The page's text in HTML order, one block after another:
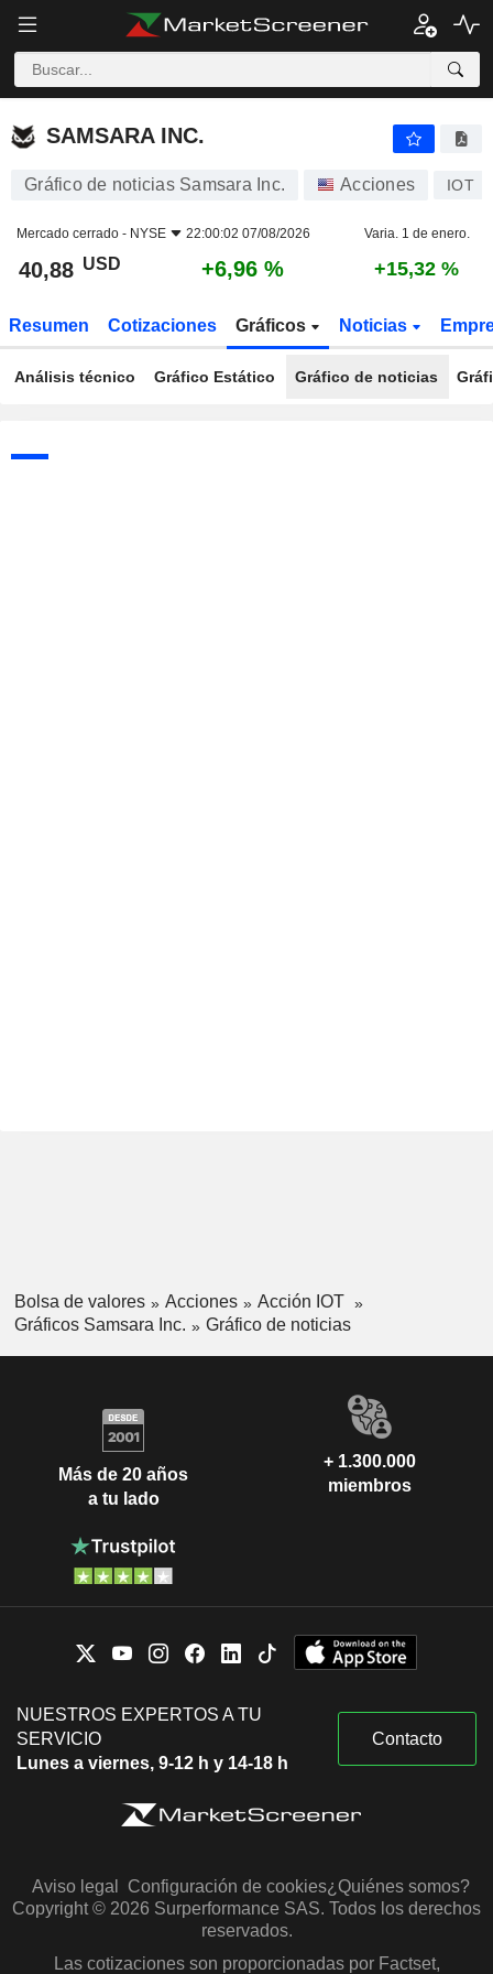
SAMSARA INC.
SAMSARA INC.
Gráfico de noticias Samsara Inc. Acciones IOT
Mercado cerrado - NYSE 22:00:02 07/08/2026 Varia. 1 de enero.
40,88 USD +6,96 % +15,32 %
Resumen Cotizaciones Gráficos Noticias
Análisis técnico Gráfico Estático Gráfico de noticias
Bolsa de valores Acciones
Acción IOT
Gráficos Samsara Inc.
Gráfico de noticias
Más de 20 años
a tu lado
+ 1.300.000
miembros
NUESTROS EXPERTOS A TU
SERVICIO
Lunes a viernes, 9-12 h y 14-18 h
Contacto
Aviso legal Configuración de cookies¿Quiénes somos?
Copyright © 2026 Surperformance SAS. Todos los derechos
reservados.
Las cotizaciones son proporcionadas por Factset,